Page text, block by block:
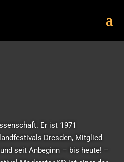
Er ist 1971
Dresden, Mitglied
seit Anbeginn – bis heute! –